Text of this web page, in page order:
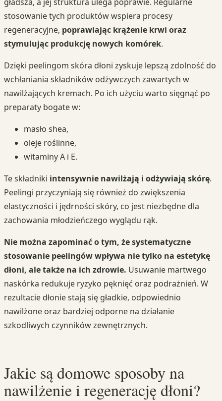
stosowanie tych produktów wspiera procesy
regeneracyjne, poprawiając krążenie krwi oraz
stymulując produkcję nowych komórek.
Dzięki peelingom skóra dłoni zyskuje lepszą zdolność do
wchłaniania składników odżywczych zawartych w
nawilżających kremach. Po ich użyciu warto sięgnąć po
preparaty bogate w:
masło shea,
oleje roślinne,
witaminy A i E.
Te składniki intensywnie nawilżają i odżywiają skórę.
Peelingi przyczyniają się również do zwiększenia
elastyczności i jędrności skóry, co jest niezbędne dla
zachowania młodzieńczego wyglądu rąk.
Nie można zapominać o tym, że systematyczne
stosowanie peelingów wpływa nie tylko na estetykę
dłoni, ale także na ich zdrowie. Usuwanie martwego
naskórka redukuje ryzyko pęknięć oraz podrażnień. W
rezultacie dłonie stają się gładkie, odpowiednio
nawilżone oraz bardziej odporne na działanie
szkodliwych czynników zewnętrznych.
Jakie są domowe sposoby na
nawilżenie i regenerację dłoni?